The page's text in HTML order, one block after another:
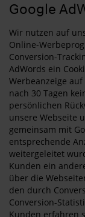
Google
Wir nutzen auf
Online-
Conversion-
AdWords ein
Werbeanzeige
nach 30 Tagen
persönlichen
unsere Webseite
gemeinsam mit
entsprechende
weitergeleitet
Kunden ein
über die
den durch
Conversion-
Kunden erfahren